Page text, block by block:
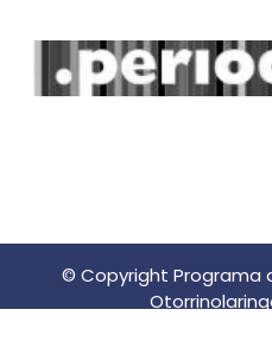
© Copyright Programa